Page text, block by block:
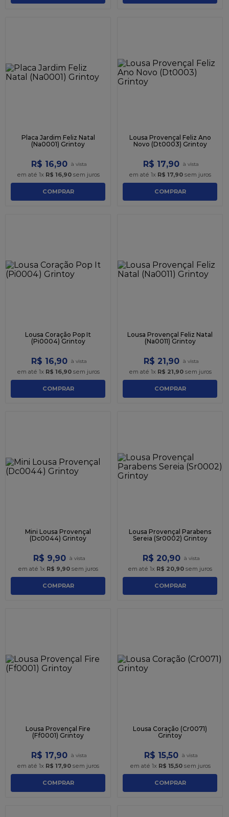
Placa Jardim Feliz Natal
(Na0001) Grintoy
R$ 16,90
em até 1x R$ 16,90sem juros
COMPRAR
Lousa Provençal Feliz Ano
Novo (Dt0003) Grintoy
R$ 17,90
em até 1x R$ 17,90 sem juros
COMPRAR
Lousa Coração Pop It
(Pi0004) Grintoy
R$ 16,90
em até 1x R$ 16,90sem juros
COMPRAR
Lousa Provençal Feliz Natal
(Na0011) Grintoy
R$ 21,90
em até 1x R$ 21,90sem juros
COMPRAR
Mini Lousa Provençal
(Dc0044) Grintoy
R$ 9,90
em até 1x R$ 9,90 sem juros
COMPRAR
Lousa Provençal Parabens
Sereia (Sr0002) Grintoy
R$ 20,90
em até 1x R$ 20,90 sem juros
COMPRAR
Lousa Provençal Fire
(Ff0001) Grintoy
R$ 17,90
em até 1x R$ 17,90 sem juros
COMPRAR
Lousa Coração (Cr0071)
Grintoy
R$ 15,50
em até 1x R$ 15,50sem juros
COMPRAR